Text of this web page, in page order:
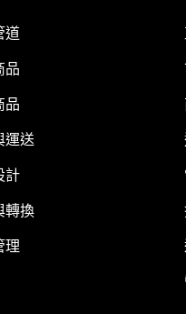
道
品
品
運送
計
轉換
理